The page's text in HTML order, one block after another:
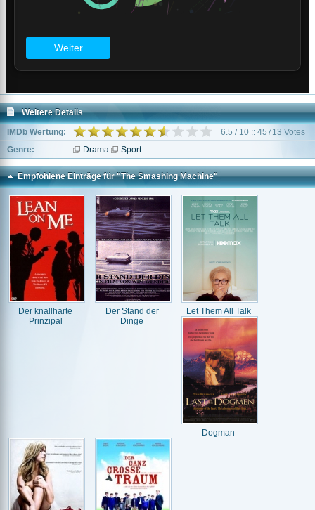
Weitere Details
IMDb Wertung:
6.5 / 10 :: 45713 Votes
Genre:
Drama Sport
Empfohlene Einträge für "The Smashing Machine"
Der knallharte
Prinzipal
Der Stand der
Dinge
Let Them All Talk
Dogman